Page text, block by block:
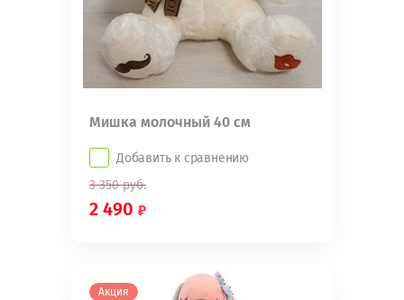
Мишка молочный 40 см
Добавить к сравнению
3 350руб.
2 490
Акция